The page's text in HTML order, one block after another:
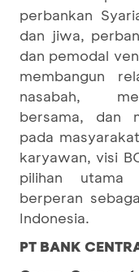
perbankan
dan jiwa,
dan pemodal
membangun
nasabah,
bersama, dan
pada
karyawan, visi
pilihan utama
berperan
Indonesia.
PT BANK